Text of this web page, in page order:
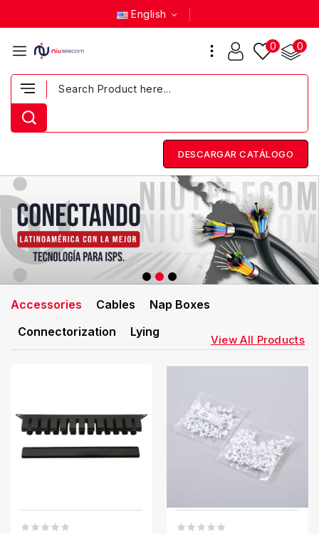
English
0
0
DESCARGAR CATÁLOGO
Accessories Cables
Nap Boxes
Connectorization
Lying
View All Products